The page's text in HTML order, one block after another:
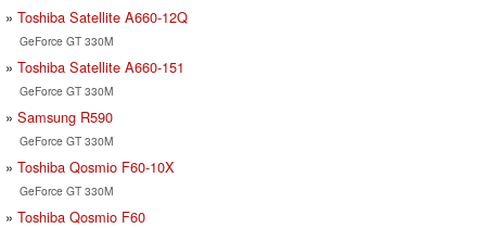
Toshiba Satellite A660-12Q
GeForce GT 330M
Toshiba Satellite A660-151
GeForce GT 330M
Samsung R590
GeForce GT 330M
Toshiba Qosmio F60-10X
GeForce GT 330M
Toshiba Qosmio F60